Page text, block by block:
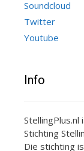
Soundcloud
Twitter
Youtube
Info
Stichting
Die stichting